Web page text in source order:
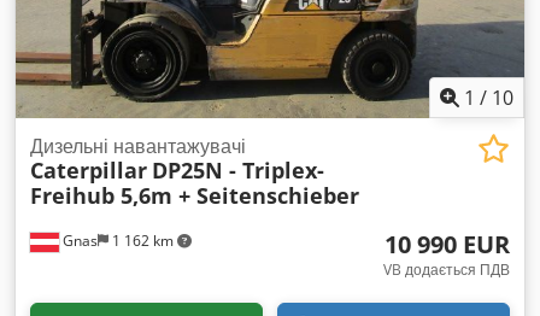
1 / 10
Gnas 1 162 km
Дизельні навантажувачі
Caterpillar DP25N - Triplex-
Freihub 5,6m + Seitenschieber
10 990 EUR
VB додається ПДВ